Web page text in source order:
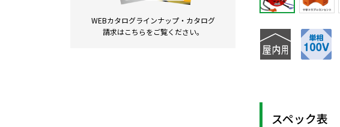
WEBカタログラインナップ・ カタログ
請求はこちらをご覧ください。
スペック表